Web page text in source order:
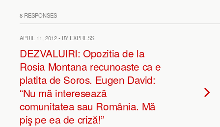
8 RESPONSES
APRIL 11, 2012 • BY EXPRESS
DEZVALUIRI: Opozitia de la
Rosia Montana recunoaste ca e
platita de Soros. Eugen David:
“Nu mă interesează
comunitatea sau România. Mă
piş pe ea de criză!”